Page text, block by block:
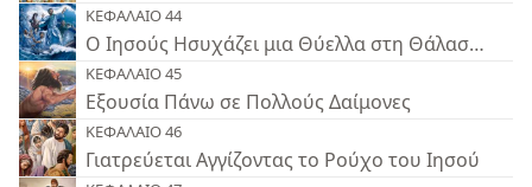
ΚΕΦΑΛΑΙΟ 44
Ο Ιησούς Ησυχάζει μια Θύελλα στη Θάλασσα
ΚΕΦΑΛΑΙΟ 45
Εξουσία Πάνω σε Πολλούς Δαίμονες
ΚΕΦΑΛΑΙΟ 46
Γιατρεύεται Αγγίζοντας το Ρούχο του Ιησού